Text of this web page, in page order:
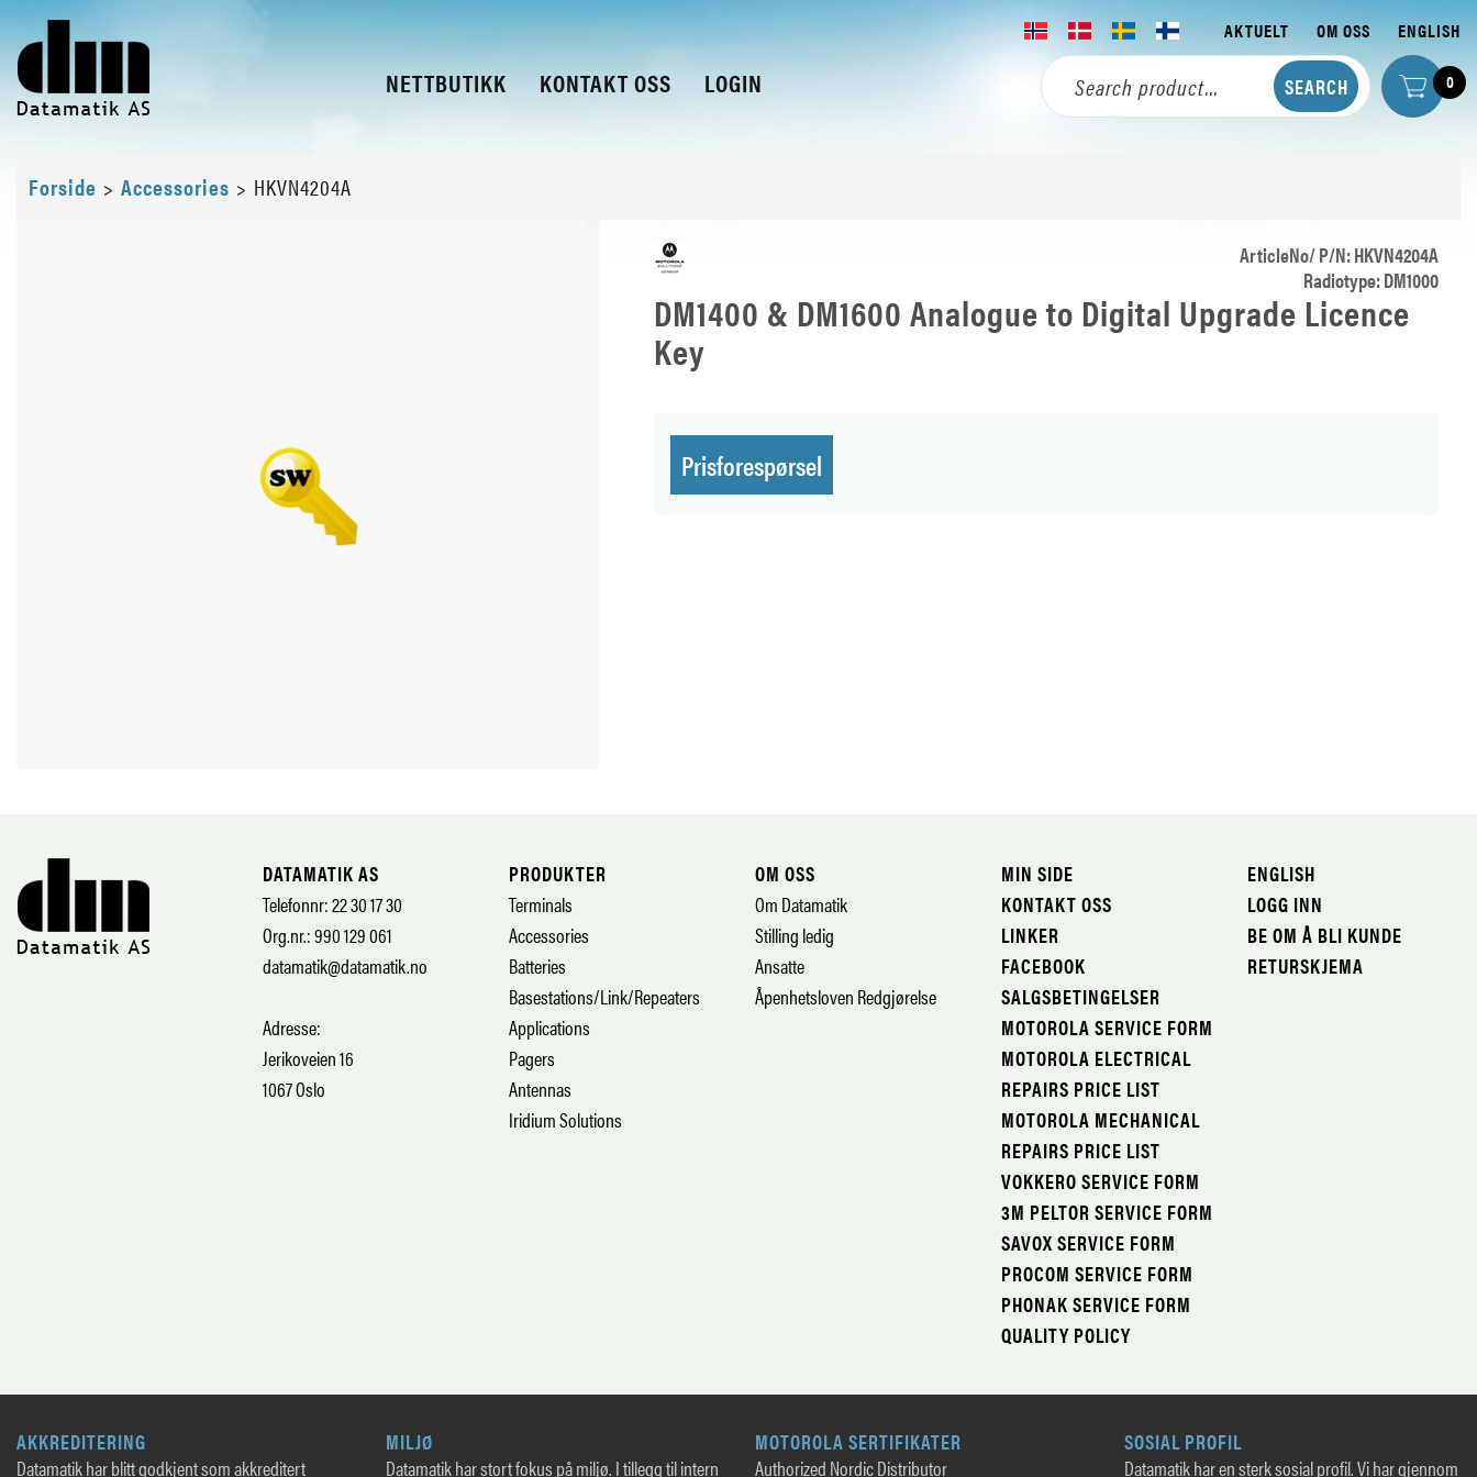
NETTBUTIKK KONTAKT OSS LOGIN
AKTUELT OM OSS ENGLISH
0
Forside > Accessories > HKVN4204A
ArticleNo/ P/N: HKVN4204A
Radiotype: DM1000
DM1400 & DM1600 Analogue to Digital Upgrade Licence
Key
Prisforespørsel
DATAMATIK AS
Telefonnr: 22 30 17 30
Org.nr.: 990 129 061
datamatik@datamatik.no
Adresse:
Jerikoveien 16
1067 Oslo
PRODUKTER
Terminals
Accessories
Batteries
Basestations/Link/Repeaters
Applications
Pagers
Antennas
Iridium Solutions
OM OSS
Om Datamatik
Stilling ledig
Ansatte
Åpenhetsloven Redgjørelse
MIN SIDE
KONTAKT OSS
LINKER
FACEBOOK
SALGSBETINGELSER
MOTOROLA SERVICE FORM
MOTOROLA ELECTRICAL
REPAIRS PRICE LIST
MOTOROLA MECHANICAL
REPAIRS PRICE LIST
VOKKERO SERVICE FORM
3M PELTOR SERVICE FORM
SAVOX SERVICE FORM
PROCOM SERVICE FORM
PHONAK SERVICE FORM
QUALITY POLICY
ENGLISH
LOGG INN
BE OM Å BLI KUNDE
RETURSKJEMA
AKKREDITERING
Datamatik har blitt godkjent som akkreditert
MILJØ
Datamatik har stort fokus på miljø. I tillegg til intern
MOTOROLA SERTIFIKATER
Authorized Nordic Distributor
SOSIAL PROFIL
Datamatik har en sterk sosial profil. Vi har gjennom